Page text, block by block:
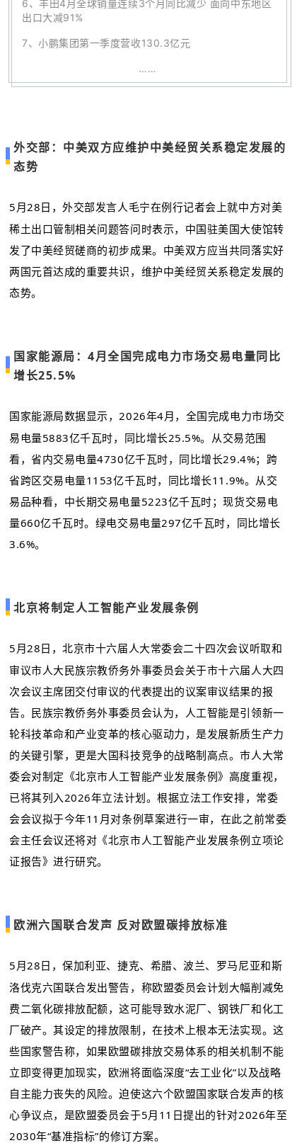
6、丰田4月全球销量连续3个月同比减少 面向中东地区
出口大减91%
7、 小鹏集团第一季度营收130.3亿元
……
外交部：中美双方应维护中美经贸关系稳定发展的
态势
5月28日，外交部发言人毛宁在例行记者会上就中方对美
稀土出口管制相关问题答问时表示，中国驻美国大使馆转
发了中美经贸磋商的初步成果。中美双方应当共同落实好
两国元首达成的重要共识，维护中美经贸关系稳定发展的
态势。
国家能源局：4月全国完成电力市场交易电量同比
增长25.5%
国家能源局数据显示，2026年4月，全国完成电力市场交
易电量5883亿千瓦时，同比增长25.5%。从交易范围
看，省内交易电量4730亿千瓦时，同比增长29.4%；跨
省跨区交易电量1153亿千瓦时，同比增长11.9%。从交
易品种看，中长期交易电量5223亿千瓦时；现货交易电
量660亿千瓦时。 绿电交易电量297亿千瓦时，同比增长
3.6%。
北京将制定人工智能产业发展条例
5月28日，北京市十六届人大常委会二十四次会议听取和
审议市人大民族宗教侨务外事委员会关于市十六届人大四
次会议主席团交付审议的代表提出的议案审议结果的报
告。民族宗教侨务外事委员会认为，人工智能是引领新一
轮科技革命和产业变革的核心驱动力，是发展新质生产力
的关键引擎，更是大国科技竞争的战略制高点。市人大常
委会对制定《北京市人工智能产业发展条例》高度重视，
已将其列入2026年立法计划。根据立法工作安排，常委
会会议拟于今年11月对条例草案进行一审，在此之前常委
会主任会议还将对《北京市人工智能产业发展条例立项论
证报告》进行研究。
欧洲六国联合发声 反对欧盟碳排放标准
5月28日，保加利亚、捷克、希腊、波兰、罗马尼亚和斯
洛伐克六国联合发出警告，称欧盟委员会计划大幅削减免
费二氧化碳排放配额，这可能导致水泥厂、钢铁厂和化工
厂破产。其设定的排放限制，在技术上根本无法实现。这
些国家警告称，如果欧盟碳排放交易体系的相关机制不能
立即变得更加现实，欧洲将面临深度“去工业化”以及战略
自主能力丧失的风险。迫使这六个欧盟国家联合发声的核
心争议点，是欧盟委员会于5月11日提出的针对2026年至
2030年“基准指标”的修订方案。